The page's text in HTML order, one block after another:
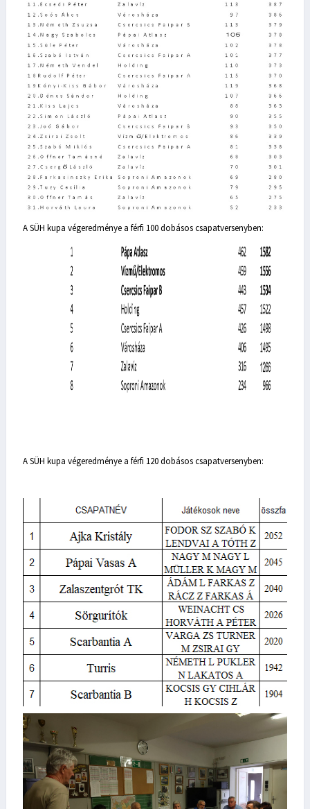
A SÜH kupa végeredménye a férfi 100 dobásos csapatversenyben:
A SÜH kupa végeredménye a férfi 120 dobásos csapatversenyben: